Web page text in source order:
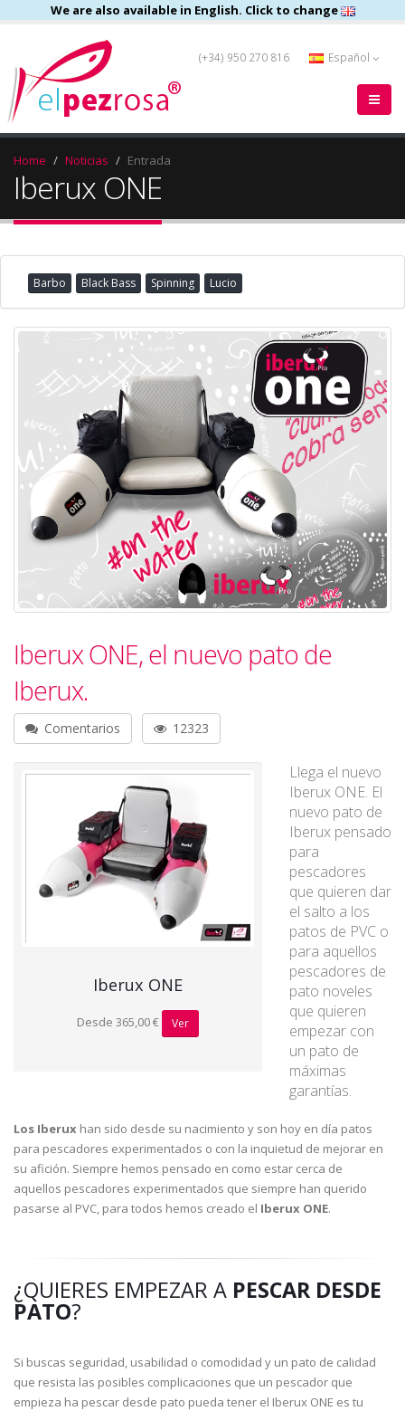
We are also available in English. Click to change
(+34) 950 270 816 Español
Home Noticias Entrada
Iberux ONE
Barbo Black Bass Spinning Lucio
Iberux ONE, el nuevo pato de
Iberux.
Comentarios 12323
Iberux ONE
Desde 365,00 € Ver
Llega el nuevo
Iberux ONE. El
nuevo pato de
Iberux pensado
para
pescadores
que quieren dar
el salto a los
patos de PVC o
para aquellos
pescadores de
pato noveles
que quieren
empezar con
un pato de
máximas
garantías.
Los Iberux han sido desde su nacimiento y son hoy en día patos
para pescadores experimentados o con la inquietud de mejorar en
su afición. Siempre hemos pensado en como estar cerca de
aquellos pescadores experimentados que siempre han querido
pasarse al PVC, para todos hemos creado el Iberux ONE.
¿QUIERES EMPEZAR A PESCAR DESDE
PATO?
Si buscas seguridad, usabilidad o comodidad y un pato de calidad
que resista las posibles complicaciones que un pescador que
empieza ha pescar desde pato pueda tener el Iberux ONE es tu